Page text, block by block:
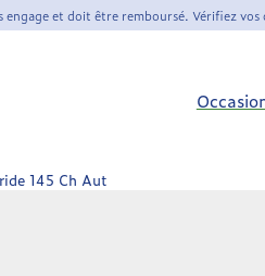
engage et doit être remboursé. Vérifiez
145 Ch Aut